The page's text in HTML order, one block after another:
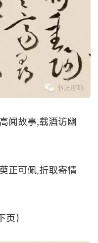
闻故事,载酒访幽
正可佩,折取寄情
）